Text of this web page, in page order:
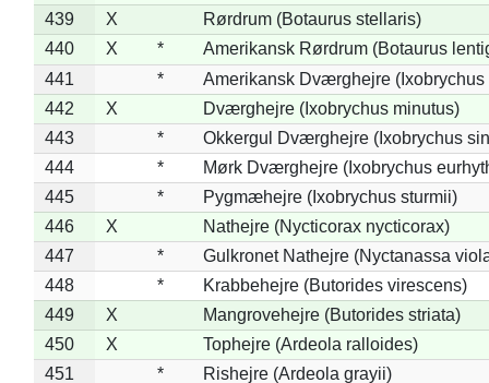
439
X
Rørdrum (Botaurus stellaris)
440
X *
Amerikansk Rørdrum (Botaurus
441
*
Amerikansk Dværghejre (Ixobrychus
442
X
Dværghejre (Ixobrychus minutus)
443
*
Okkergul Dværghejre (Ixobrychus
444
*
Mørk Dværghejre (Ixobrychus
445
*
Pygmæhejre (Ixobrychus sturmii)
446
X
Nathejre (Nycticorax nycticorax)
447
*
Gulkronet Nathejre (Nyctanassa
448
*
Krabbehejre (Butorides virescens)
449
X
Mangrovehejre (Butorides striata)
450
X
Tophejre (Ardeola ralloides)
451
*
Rishejre (Ardeola grayii)